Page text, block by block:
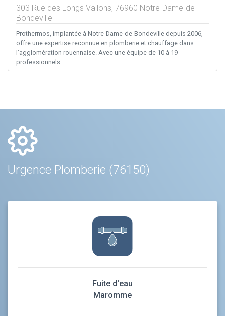
303 Rue des Longs Vallons, 76960 Notre-Dame-de-
Bondeville
Prothermos, implantée à Notre-Dame-de-Bondeville depuis 2006,
offre une expertise reconnue en plomberie et chauffage dans
l’agglomération rouennaise. Avec une équipe de 10 à 19
professionnels...
Urgence Plomberie (76150)
Fuite d'eau
Maromme